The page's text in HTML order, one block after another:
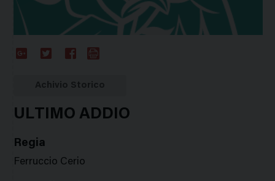
ULTIMO ADDIO
Regia
Ferruccio Cerio